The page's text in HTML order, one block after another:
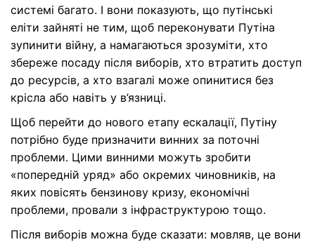
системі багато. І вони показують, що путінські
еліти зайняті не тим, щоб переконувати Путіна
зупинити війну, а намагаються зрозуміти, хто
збереже посаду після виборів, хто втратить доступ
до ресурсів, а хто взагалі може опинитися без
крісла або навіть у в’язниці.
Щоб перейти до нового етапу ескалації, Путіну
потрібно буде призначити винних за поточні
проблеми. Цими винними можуть зробити
«попередній уряд» або окремих чиновників, на
яких повісять бензинову кризу, економічні
проблеми, провали з інфраструктурою тощо.
Після виборів можна буде сказати: мовляв, це вони